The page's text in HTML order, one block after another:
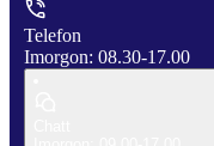
Telefon
Imorgon: 08.30-17.00